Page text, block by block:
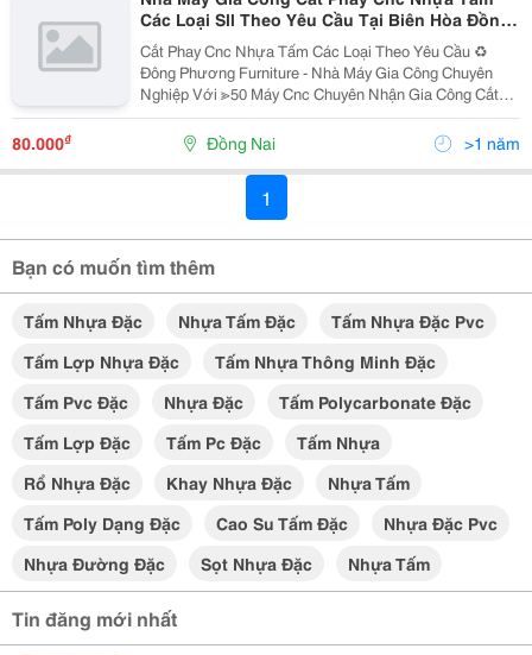
Các Loại Sll Theo Yêu Cầu Tại Biên Hòa Đồng
Nai
Cắt Phay Cnc Nhựa Tấm Các Loại Theo Yêu Cầu ♻
Đông Phương Furniture - Nhà Máy Gia Công Chuyên
Nghiệp Với ≫50 Máy Cnc Chuyên Nhận Gia Công Cắt
Phay Cnc Các Loại Nhựa Tấm. - Gia Công Theo Ban
Thiết Kế Hoặc Mẫu Mã Khách Yêu Cầu - Gia Công Sll,
80.000₫ Đồng Nai >1 năm
1
Bạn có muốn tìm thêm
Tấm Nhựa Đặc Nhựa Tấm Đặc
Tấm Nhựa Đặc Pvc
Tấm Lợp Nhựa Đặc
Tấm Nhựa Thông Minh Đặc
Tấm Pvc Đặc
Nhựa Đặc
Tấm Polycarbonate Đặc
Tấm Lợp Đặc
Tấm Pc Đặc
Tấm Nhựa
Rổ Nhựa Đặc
Khay Nhựa Đặc
Nhựa Tấm
Tấm Poly Dạng Đặc
Cao Su Tấm Đặc
Nhựa Đặc Pvc
Nhựa Đường Đặc
Sọt Nhựa Đặc Nhựa Tấm
Tin đăng mới nhất